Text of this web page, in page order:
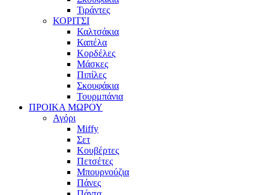
Τιράντες
ΚΟΡΙΤΣΙ
Καλτσάκια
Καπέλα
Κορδέλες
Μάσκες
Πιπίλες
Σκουφάκια
Τουρμπάνια
ΠΡΟΙΚΑ ΜΩΡΟΥ
Αγόρι
Miffy
Σετ
Κουβέρτες
Πετσέτες
Μπουρνούζια
Πάνες